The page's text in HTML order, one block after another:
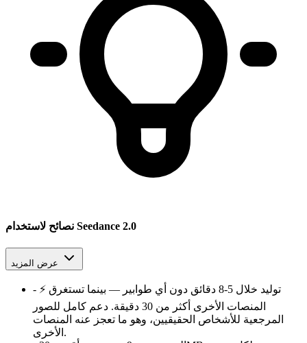
نصائح لاستخدام Seedance 2.0
عرض المزيد
- ⚡ توليد خلال 5-8 دقائق دون أي طوابير — بينما تستغرق
المنصات الأخرى أكثر من 30 دقيقة. دعم كامل للصور
المرجعية للأشخاص الحقيقيين، وهو ما تعجز عنه المنصات
الأخرى.